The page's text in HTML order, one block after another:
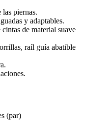
piernas.
y adaptables.
de material suave
raíl guía abatible
(par)